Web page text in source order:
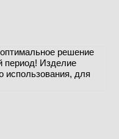
решение
период! Изделие
использования, для